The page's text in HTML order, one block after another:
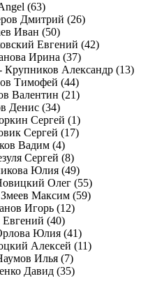
(63)
Дмитрий (26)
Иван (50)
Евгений (42)
Ирина (37)
Крупников Александр (13)
Тимофей (44)
Валентин (21)
Денис (34)
Сергей (1)
Сергей (17)
Вадим (4)
Сергей (8)
Юлия (49)
Олег (55)
Максим (59)
Игорь (12)
(40)
Юлия (41)
Алексей (11)
Илья (7)
Давид (35)